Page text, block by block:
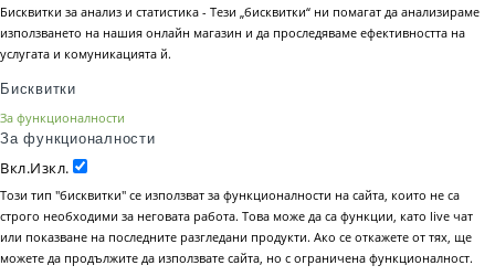
Бисквитки за анализ и статистика - Тези „бисквитки“ ни помагат да анализираме
използването на нашия онлайн магазин и да проследяваме ефективността на
услугата и комуникацията й.
Бисквитки
За функционалности
За функционалности
Вкл.Изкл.
Този тип "бисквитки" се използват за функционалности на сайта, които не са
строго необходими за неговата работа. Това може да са функции, като live чат
или показване на последните разгледани продукти. Ако се откажете от тях, ще
можете да продължите да използвате сайта, но с ограничена функционалност.